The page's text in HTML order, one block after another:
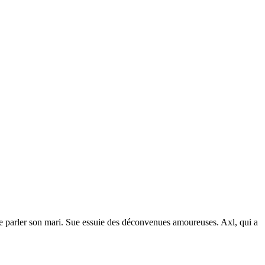
son mari. Sue essuie des déconvenues amoureuses. Axl, qui a